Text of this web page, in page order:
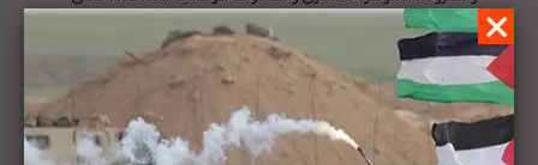
أن يتم نشر هذه المعلومات بشكل يومي وباللغة العربية.
لتفاصيل الخبر ومصدره الأصلي، هنا